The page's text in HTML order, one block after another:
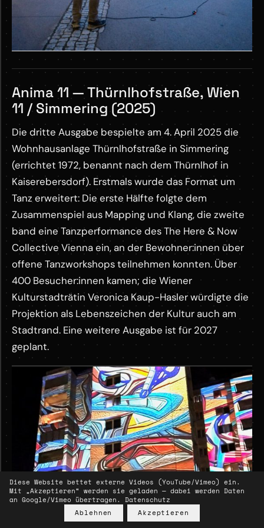
Anima 11 — Thürnlhofstraße, Wien
11 / Simmering (2025)
Die dritte Ausgabe bespielte am 4. April 2025 die
Wohnhausanlage Thürnlhofstraße in Simmering
(errichtet 1972, benannt nach dem Thürnlhof in
Kaiserebersdorf). Erstmals wurde das Format um
Tanz erweitert: Die erste Hälfte folgte dem
Zusammenspiel aus Mapping und Klang, die zweite
band eine Tanzperformance des The Here & Now
Collective Vienna ein, an der Bewohner:innen über
offene Tanzworkshops teilnehmen konnten. Über
400 Besucher:innen kamen; die Wiener
Kulturstadträtin Veronica Kaup-Hasler würdigte die
Projektion als Lebenszeichen der Kultur auch am
Stadtrand. Eine weitere Ausgabe ist für 2027
geplant.
Anima Thürnlhofstraße
YOUTUBE ·
KLICK ZUM LADEN
Diese Website bettet externe Videos (YouTube/Vimeo) ein.
Mit „Akzeptieren“ werden sie geladen — dabei werden Daten
an Google/Vimeo übertragen. Datenschutz
Ablehnen
Akzeptieren